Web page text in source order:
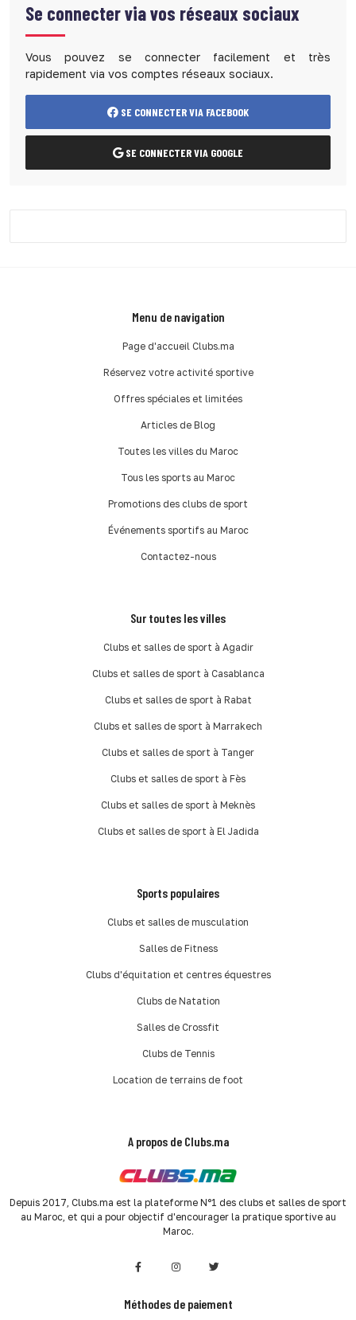
Se connecter via vos réseaux sociaux
Vous pouvez se connecter facilement et très
rapidement via vos comptes réseaux sociaux.
SE CONNECTER VIA FACEBOOK
SE CONNECTER VIA GOOGLE
Menu de navigation
Page d'accueil Clubs.ma
Réservez votre activité sportive
Offres spéciales et limitées
Articles de Blog
Toutes les villes du Maroc
Tous les sports au Maroc
Promotions des clubs de sport
Événements sportifs au Maroc
Contactez-nous
Sur toutes les villes
Clubs et salles de sport à Agadir
Clubs et salles de sport à Casablanca
Clubs et salles de sport à Rabat
Clubs et salles de sport à Marrakech
Clubs et salles de sport à Tanger
Clubs et salles de sport à Fès
Clubs et salles de sport à Meknès
Clubs et salles de sport à El Jadida
Sports populaires
Clubs et salles de musculation
Salles de Fitness
Clubs d'équitation et centres équestres
Clubs de Natation
Salles de Crossfit
Clubs de Tennis
Location de terrains de foot
A propos de Clubs.ma
Depuis 2017, Clubs.ma est la plateforme N°1 des clubs et salles de sport
au Maroc, et qui a pour objectif d'encourager la pratique sportive au
Maroc.
Méthodes de paiement